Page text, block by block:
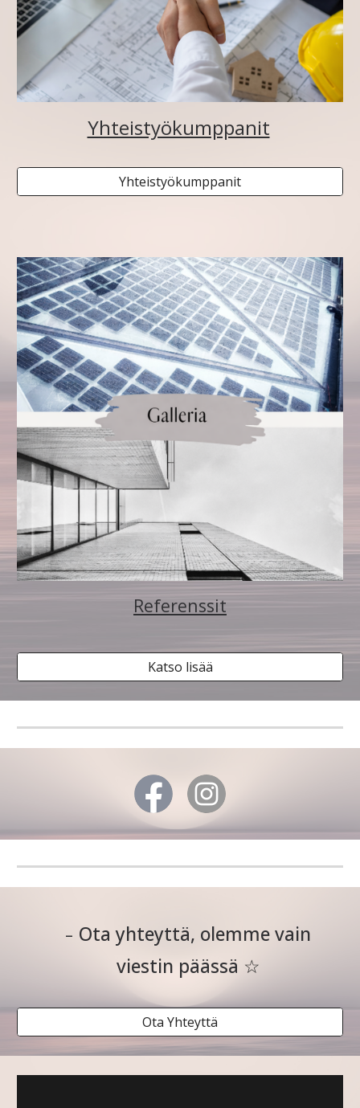
Yhteistyökumppanit
Yhteistyökumppanit
Referenssit
Katso lisää
- Ota yhteyttä, olemme vain
viestin päässä ☆
Ota Yhteyttä